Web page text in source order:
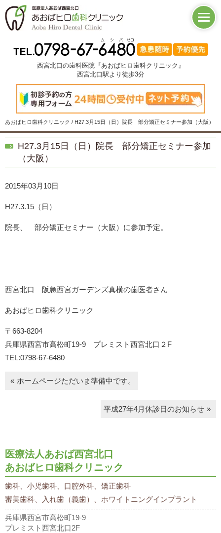
西宮北口の歯科医院『あおばヒロ歯科クリニック』
西宮北口駅より徒歩3分
あおばヒロ歯科クリニック / H27.3月15日（日）院長 部分矯正セミナー参加（大阪）
H27.3月15日（日）院長 部分矯正セミナー参加
（大阪）
2015年03月10日
H27.3.15（日）
院長、 部分矯正セミナー（大阪）に参加予定。
西宮北口 阪急西宮ガーデンズ真横の歯医者さん
あおばヒロ歯科クリニック
〒663-8204
兵庫県西宮市高松町19-9 プレミスト西宮北口２F
TEL:0798-67-6480
ホームページただいま準備中です。
平成27年4月休診日のお知らせ
医療法人あおば西宮北口
あおばヒロ歯科クリニック
歯科、小児歯科、口腔外科、矯正歯科
審美歯科、入れ歯（義歯）、ホワイトニングインプラント
兵庫県西宮市高松町19-9
プレミスト西宮北口2F